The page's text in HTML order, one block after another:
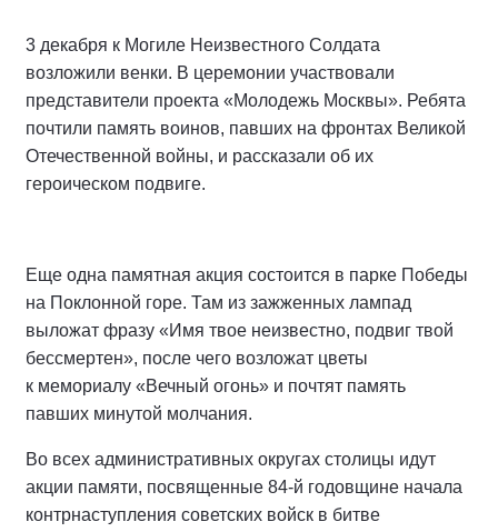
3 декабря к Могиле Неизвестного Солдата
возложили венки. В церемонии участвовали
представители проекта «Молодежь Москвы». Ребята
почтили память воинов, павших на фронтах Великой
Отечественной войны, и рассказали об их
героическом подвиге.
Еще одна памятная акция состоится в парке Победы
на Поклонной горе. Там из зажженных лампад
выложат фразу «Имя твое неизвестно, подвиг твой
бессмертен», после чего возложат цветы
к мемориалу «Вечный огонь» и почтят память
павших минутой молчания.
Во всех административных округах столицы идут
акции памяти, посвященные 84-й годовщине начала
контрнаступления советских войск в битве